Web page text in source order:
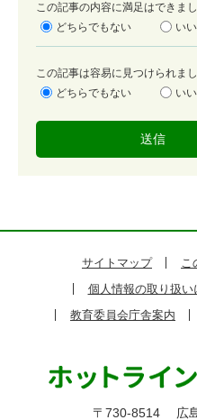
満
足
この記事の内容に満足はできま
どちらでもない
いい
容
易
この記事は容易に見つけられま
どちらでもない
いい
サイトマップ
こ
個人情報の取り扱い
教育委員会庁舎案内
〒730-8514 広